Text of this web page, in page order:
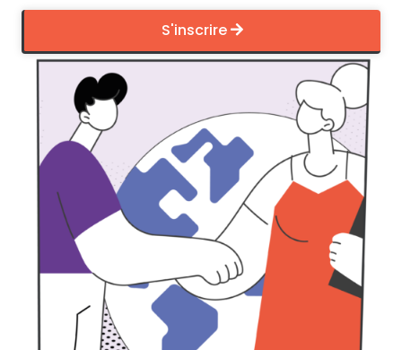
S'inscrire